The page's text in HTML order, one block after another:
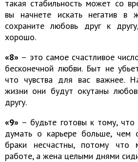
такая стабильность может со
вы начнете искать негатив в
сохраните любовь друг к
хорошо.
«8» – это самое счастливое
бесконечной любви. Быт не
что чувства для вас важнее.
жизни они будут окутаны
другу.
«9» – будьте готовы к тому,
думать о карьере больше, чем
браки несчастны, потому что
работе, а жена целыми днями